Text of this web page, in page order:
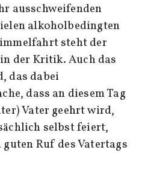
ausschweifenden
alkoholbedingten
steht der
der Kritik. Auch das
das dabei
dass an diesem Tag
Vater geehrt wird,
selbst feiert,
Ruf des Vatertags